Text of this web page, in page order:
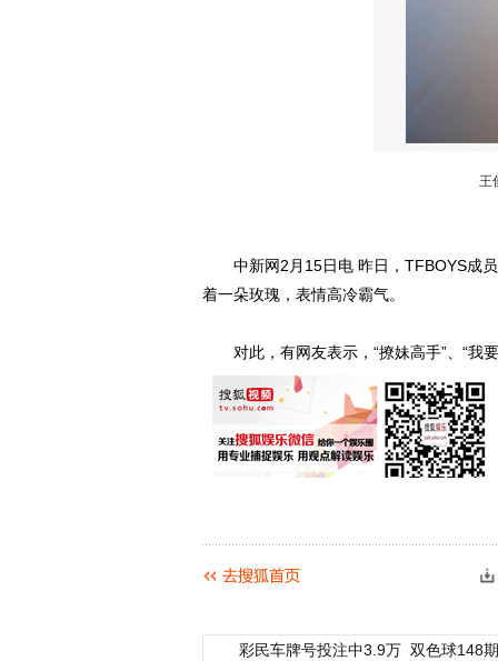
王
中新网2月15日电 昨日，TFBOYS成员
着一朵玫瑰，表情高冷霸气。
对此，有网友表示，“撩妹高手”、“我要
彩民车牌号投注中3.9万 双色球148